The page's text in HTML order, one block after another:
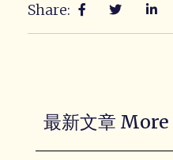
Share:
最新文章